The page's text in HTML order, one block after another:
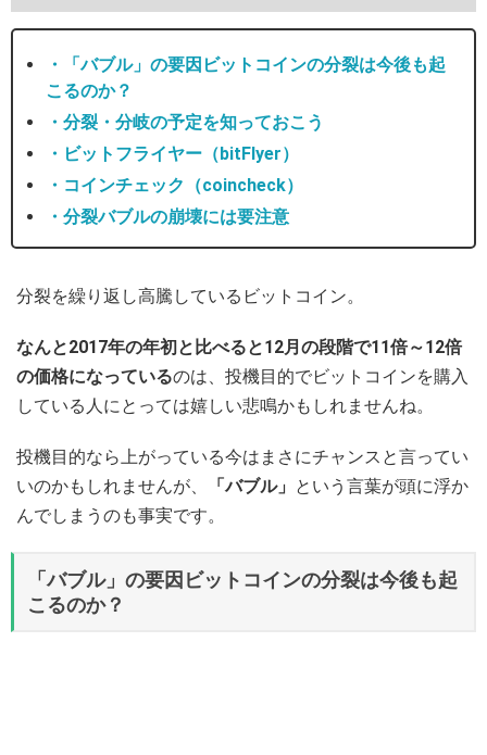
・「バブル」の要因ビットコインの分裂は今後も起
こるのか？
・分裂・分岐の予定を知っておこう
・ビットフライヤー（bitFlyer）
・コインチェック（coincheck）
・分裂バブルの崩壊には要注意
分裂を繰り返し高騰しているビットコイン。
なんと2017年の年初と比べると12月の段階で11倍～12倍
の価格になっているのは、投機目的でビットコインを購入
している人にとっては嬉しい悲鳴かもしれませんね。
投機目的なら上がっている今はまさにチャンスと言ってい
いのかもしれませんが、
「バブル」 という言葉が頭に浮か
んでしまうのも事実です。
「バブル」の要因ビットコインの分裂は今後も起
こるのか？